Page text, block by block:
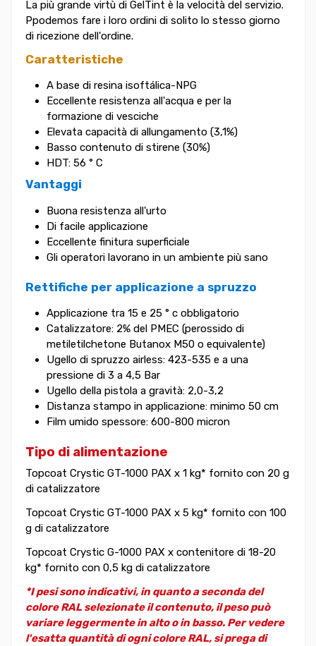
La più grande virtù di GelTint è la velocità del servizio.
Ppodemos fare i loro ordini di solito lo stesso giorno
di ricezione dell'ordine.
Caratteristiche
A base di resina isoftálica-NPG
Eccellente resistenza all'acqua e per la
formazione di vesciche
Elevata capacità di allungamento (3,1%)
Basso contenuto di stirene (30%)
HDT: 56 ° C
Vantaggi
Buona resistenza all'urto
Di facile applicazione
Eccellente finitura superficiale
Gli operatori lavorano in un ambiente più sano
Rettifiche per applicazione a spruzzo
Applicazione tra 15 e 25 ° c obbligatorio
Catalizzatore: 2% del PMEC (perossido di
metiletilchetone Butanox M50 o equivalente)
Ugello di spruzzo airless: 423-535 e a una
pressione di 3 a 4,5 Bar
Ugello della pistola a gravità: 2,0-3,2
Distanza stampo in applicazione: minimo 50 cm
Film umido spessore: 600-800 micron
Tipo di alimentazione
Topcoat Crystic GT-1000 PAX x 1 kg* fornito con 20 g
di catalizzatore
Topcoat Crystic GT-1000 PAX x 5 kg* fornito con 100
g di catalizzatore
Topcoat Crystic G-1000 PAX x contenitore di 18-20
kg* fornito con 0,5 kg di catalizzatore
*I pesi sono indicativi, in quanto a seconda del
colore RAL selezionate il contenuto, il peso può
variare leggermente in alto o in basso. Per vedere
l'esatta quantità di ogni colore RAL, si prega di